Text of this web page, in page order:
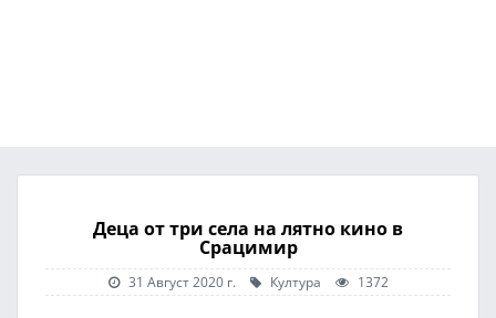
Деца от три села на лятно кино в
Срацимир
31 Август 2020 г. Култура 1372